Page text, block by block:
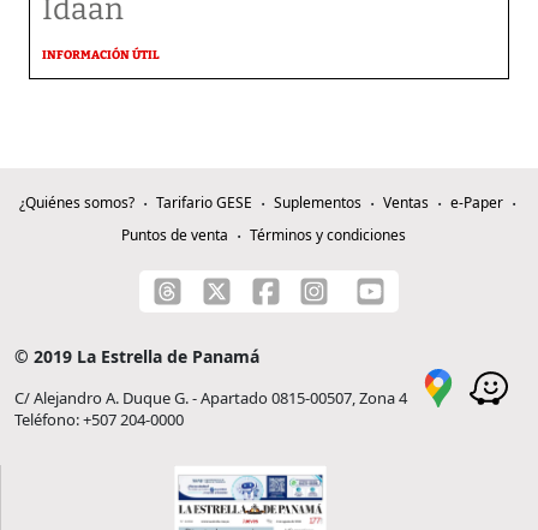
Idaan
INFORMACIÓN ÚTIL
¿Quiénes somos? Tarifario GESE Suplementos Ventas
e-Paper
Puntos de venta
Términos y condiciones
© 2019 La Estrella de Panamá
C/ Alejandro A. Duque G. - Apartado 0815-00507, Zona 4
Teléfono: +507 204-0000